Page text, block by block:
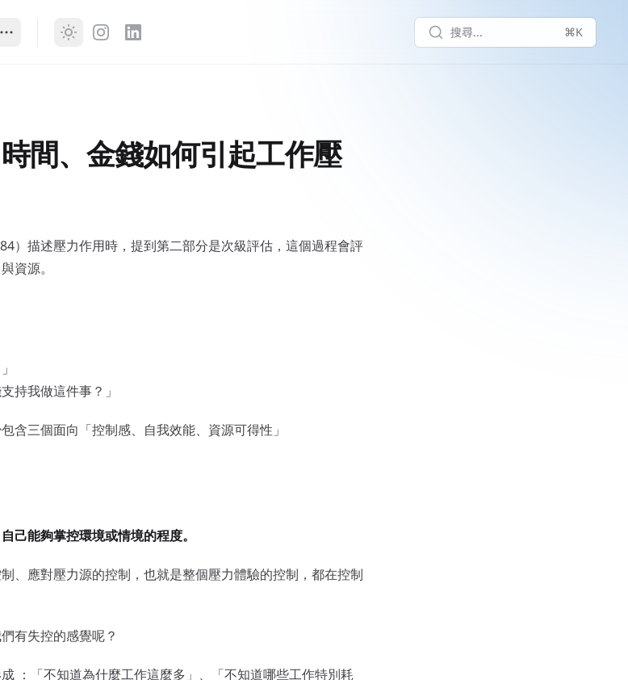
搜尋... ⌘K
引起工作壓力？
間、金錢如何引起工作壓
）描述壓力作用時，提到第二部分是次級評估，這個過程會評
資源。
持我做這件事？」
含三個面向「控制感、自我效能、資源可得性」
己能夠掌控環境或情境的程度。
、應對壓力源的控制，也就是整個壓力體驗的控制，都在控制
有失控的感覺呢？
：「不知道為什麼工作這麼多」、「不知道哪些工作特別耗